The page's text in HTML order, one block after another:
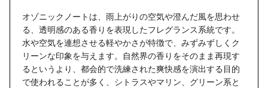
オゾニックノートは、雨上がりの空気や澄んだ風を思わせ
る、透明感のある香りを表現したフレグランス系統です。
水や空気を連想させる軽やかさが特徴で、みずみずしくク
リーンな印象を与えます。自然界の香りをそのまま再現す
るというより、都会的で洗練された爽快感を演出する目的
で使われることが多く、シトラスやマリン、グリーン系と